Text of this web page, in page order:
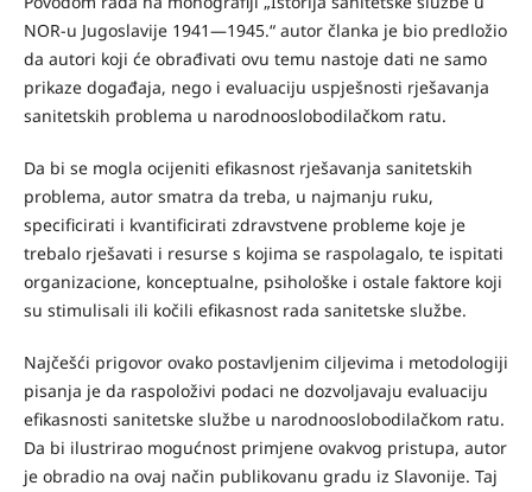
NOR-u Jugoslavije 1941—1945.“ autor članka je bio predložio
da autori koji će obrađivati ovu temu nastoje dati ne samo
prikaze događaja, nego i evaluaciju uspješnosti rješavanja
sanitetskih problema u narodnooslobodilačkom ratu.
Da bi se mogla ocijeniti efikasnost rješavanja sanitetskih
problema, autor smatra da treba, u najmanju ruku,
specificirati i kvantificirati zdravstvene probleme koje je
trebalo rješavati i resurse s kojima se raspolagalo, te ispitati
organizacione, konceptualne, psihološke i ostale faktore koji
su stimulisali ili kočili efikasnost rada sanitetske službe.
Najčešći prigovor ovako postavljenim ciljevima i metodologiji
pisanja je da raspoloživi podaci ne dozvoljavaju evaluaciju
efikasnosti sanitetske službe u narodnooslobodilačkom ratu.
Da bi ilustrirao mogućnost primjene ovakvog pristupa, autor
je obradio na ovaj način publikovanu gradu iz Slavonije. Taj